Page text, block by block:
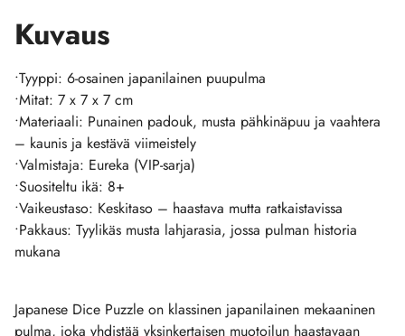
Kuvaus
•Tyyppi: 6-osainen japanilainen puupulma
•Mitat: 7 x 7 x 7 cm
•Materiaali: Punainen padouk, musta pähkinäpuu ja vaahtera
– kaunis ja kestävä viimeistely
•Valmistaja: Eureka (VIP-sarja)
•Suositeltu ikä: 8+
•Vaikeustaso: Keskitaso – haastava mutta ratkaistavissa
•Pakkaus: Tyylikäs musta lahjarasia, jossa pulman historia
mukana
Japanese Dice Puzzle on klassinen japanilainen mekaaninen
pulma, joka yhdistää yksinkertaisen muotoilun haastavaan